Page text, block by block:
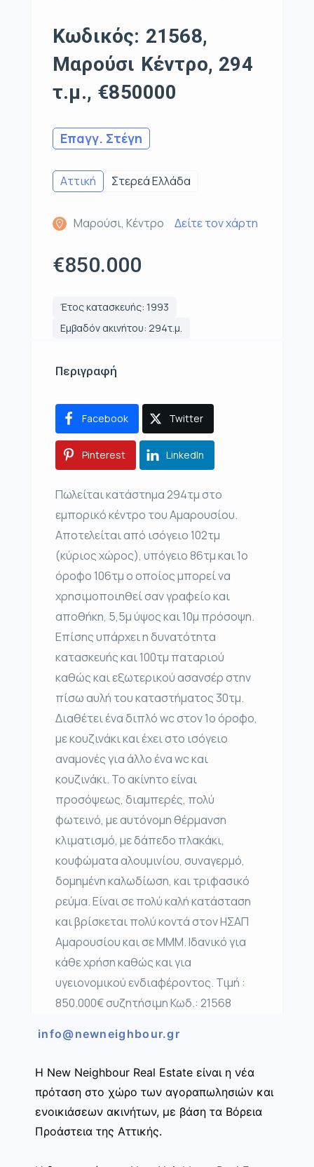
Κωδικός: 21568,
Μαρούσι Κέντρο, 294
τ.μ., €850000
Επαγγ. Στέγη
Αττική Στερεά Ελλάδα
Μαρούσι, Κέντρο Δείτε τον χάρτη
€850.000
Έτος κατασκευής: 1993
Εμβαδόν ακινήτου: 294τ.μ.
Περιγραφή
Facebook Twitter
Pinterest LinkedIn
Πωλείται κατάστημα 294τμ στο
εμπορικό κέντρο του Αμαρουσίου.
Αποτελείται από ισόγειο 102τμ
(κύριος χώρος), υπόγειο 86τμ και 1ο
όροφο 106τμ ο οποίος μπορεί να
χρησιμοποιηθεί σαν γραφείο και
αποθήκη, 5,5μ ύψος και 10μ πρόσοψη.
Επίσης υπάρχει η δυνατότητα
κατασκευής και 100τμ παταριού
καθώς και εξωτερικού ασανσέρ στην
πίσω αυλή του καταστήματος 30τμ.
Διαθέτει ένα διπλό wc στον 1ο όροφο,
με κουζινάκι και έχει στο ισόγειο
αναμονές για άλλο ένα wc και
κουζινάκι. Το ακίνητο είναι
προσόψεως, διαμπερές, πολύ
φωτεινό, με αυτόνομη θέρμανση
κλιματισμό, με δάπεδο πλακάκι,
κουφώματα αλουμινίου, συναγερμό,
δομημένη καλωδίωση, και τριφασικό
ρεύμα. Είναι σε πολύ καλή κατάσταση
και βρίσκεται πολύ κοντά στον ΗΣΑΠ
Αμαρουσίου και σε ΜΜΜ. Ιδανικό για
κάθε χρήση καθώς και για
υγειονομικού ενδιαφέροντος. Τιμή :
850.000€ συζητήσιμη Κωδ.: 21568
info@newneighbour.gr
Η New Neighbour Real Estate είναι η νέα
πρόταση στο χώρο των αγοραπωλησιών και
ενοικιάσεων ακινήτων, με βάση τα Βόρεια
Προάστεια της Αττικής.